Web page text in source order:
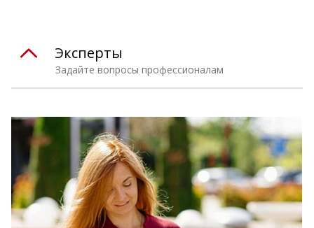
Задайте вопросы профессионалам
Эксперты